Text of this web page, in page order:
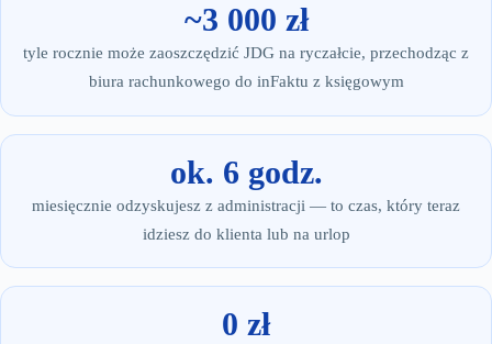
~3 000 zł
tyle rocznie może zaoszczędzić JDG na ryczałcie, przechodząc z
biura rachunkowego do inFaktu z księgowym
ok. 6 godz.
miesięcznie odzyskujesz z administracji — to czas, który teraz
idziesz do klienta lub na urlop
0 zł